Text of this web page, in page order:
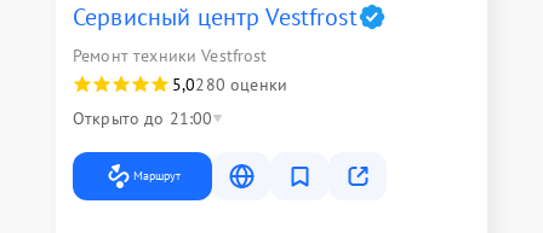
Сервисный центр Vestfrost
Ремонт техники Vestfrost
5,0280 оценки
Открыто до 21:00
Маршрут